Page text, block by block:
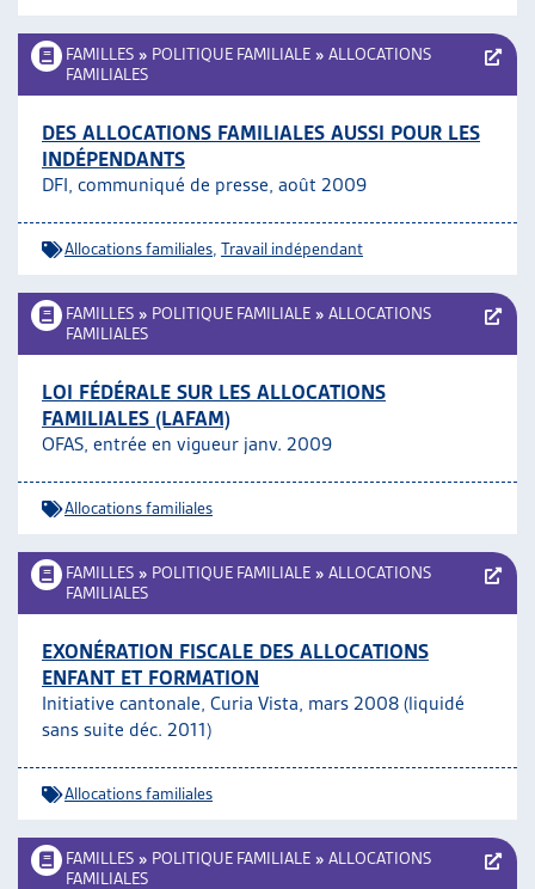
FAMILLES » POLITIQUE FAMILIALE » ALLOCATIONS
FAMILIALES
DES ALLOCATIONS FAMILIALES AUSSI POUR LES
INDÉPENDANTS
DFI, communiqué de presse, août 2009
Allocations familiales Travail indépendant
FAMILLES » POLITIQUE FAMILIALE » ALLOCATIONS
FAMILIALES
LOI FÉDÉRALE SUR LES ALLOCATIONS
FAMILIALES (LAFAM)
OFAS, entrée en vigueur janv. 2009
Allocations familiales
FAMILLES » POLITIQUE FAMILIALE » ALLOCATIONS
FAMILIALES
EXONÉRATION FISCALE DES ALLOCATIONS
ENFANT ET FORMATION
Initiative cantonale, Curia Vista, mars 2008 (liquidé
sans suite déc. 2011)
Allocations familiales
FAMILLES » POLITIQUE FAMILIALE » ALLOCATIONS
FAMILIALES